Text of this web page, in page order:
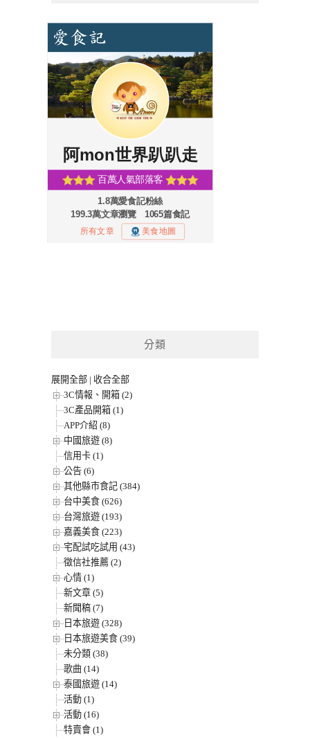
分類
展開全部 | 收合全部
3C情報、開箱 (2)
3C產品開箱 (1)
APP介紹 (8)
中國旅遊 (8)
信用卡 (1)
公告 (6)
其他縣市食記 (384)
台中美食 (626)
台灣旅遊 (193)
嘉義美食 (223)
宅配試吃試用 (43)
徵信社推薦 (2)
心情 (1)
新文章 (5)
新聞稿 (7)
日本旅遊 (328)
日本旅遊美食 (39)
未分類 (38)
歌曲 (14)
泰國旅遊 (14)
活動 (1)
活動 (16)
特賣會 (1)